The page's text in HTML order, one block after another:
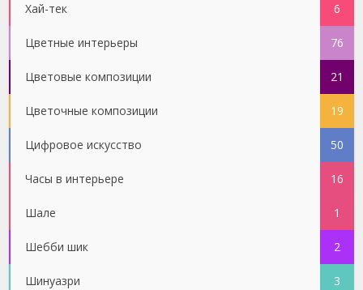
Хай-тек 6
Цветные интерьеры 76
Цветовые композиции 21
Цветочные композиции 19
Цифровое искусство 50
Часы в интерьере 16
Шале 1
Шебби шик 2
Шинуазри 3